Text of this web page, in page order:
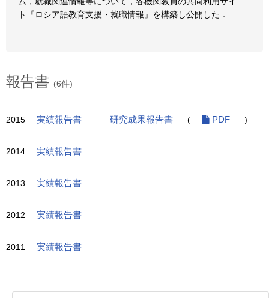
ト『ロシア語教育支援・就職情報』を構築し公開した．
報告書 (6件)
2015 実績報告書 研究成果報告書 ( PDF )
2014 実績報告書
2013 実績報告書
2012 実績報告書
2011 実績報告書